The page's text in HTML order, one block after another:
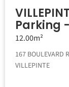
Parking -
12.00m²
167 BOULEVARD
VILLEPINTE